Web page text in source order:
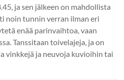
ja sen jälkeen on mahdollista
noin tunnin verran ilman eri
enää parinvaihtoa, vaan
Tanssitaan toivelajeja, ja on
vinkkejä ja neuvoja kuvioihin tai